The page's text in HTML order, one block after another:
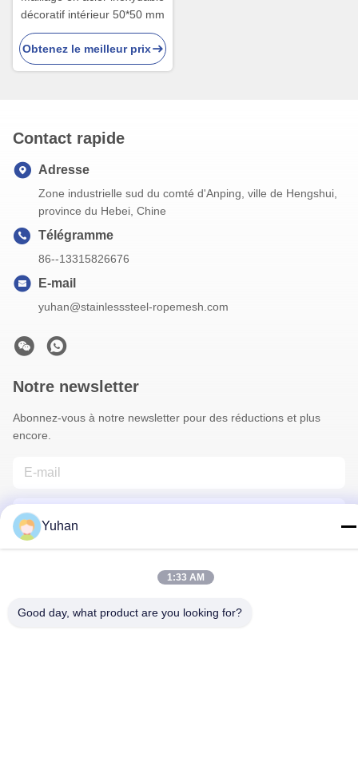
décoratif intérieur 50*50 mm
Obtenez le meilleur prix
Contact rapide
Adresse
Zone industrielle sud du comté d'Anping, ville de Hengshui,
province du Hebei, Chine
Télégramme
86--13315826676
E-mail
yuhan@stainlesssteel-ropemesh.com
Notre newsletter
Abonnez-vous à notre newsletter pour des réductions et plus
encore.
Contactez-Nous
Yuhan
1:33 AM
Good day, what product are you looking for?